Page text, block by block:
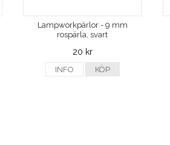
Lampworkpärlor - 9 mm
rospärla, svart
20 kr
INFO KÖP